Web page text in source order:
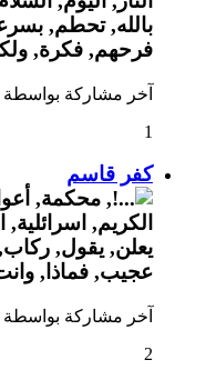
آخر مشاركة بواسطة
1
كفر قاسم
آخر مشاركة بواسطة
2